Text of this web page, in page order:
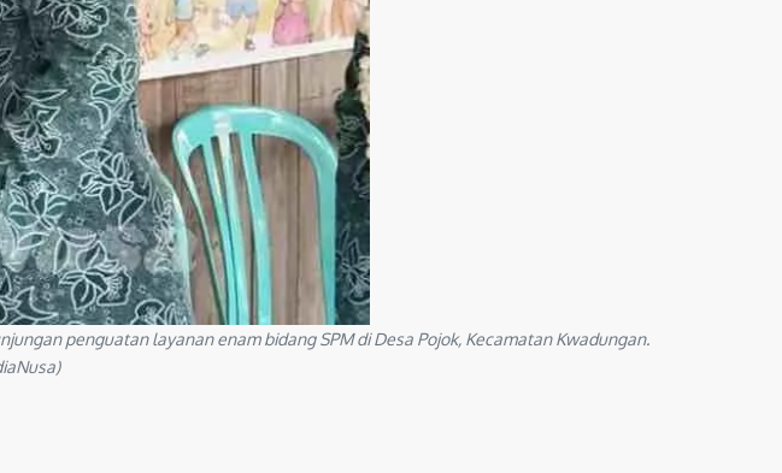
penguatan layanan enam bidang SPM di Desa Pojok, Kecamatan Kwadungan.